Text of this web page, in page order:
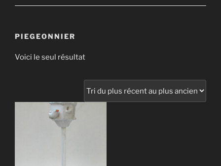
PIEGEONNIER
Voici le seul résultat